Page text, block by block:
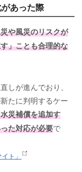
あった際
や風災のリスクが
」ことも合理的な
しが進んでおり、
たに判明するケー
災補償を追加す
た対応が必要で
ト」